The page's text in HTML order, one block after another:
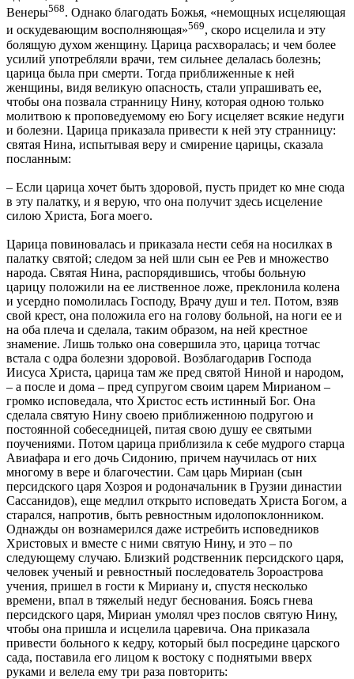
Венеры568. Однако благодать Божья, «немощных исцеляющая
и оскудевающим восполняющая»569, скоро исцелила и эту
болящую духом женщину. Царица расхворалась; и чем более
усилий употребляли врачи, тем сильнее делалась болезнь;
царица была при смерти. Тогда приближенные к ней
женщины, видя великую опасность, стали упрашивать ее,
чтобы она позвала странницу Нину, которая одною только
молитвою к проповедуемому ею Богу исцеляет всякие недуги
и болезни. Царица приказала привести к ней эту странницу:
святая Нина, испытывая веру и смирение царицы, сказала
посланным:
– Если царица хочет быть здоровой, пусть придет ко мне сюда
в эту палатку, и я верую, что она получит здесь исцеление
силою Христа, Бога моего.
Царица повиновалась и приказала нести себя на носилках в
палатку святой; следом за ней шли сын ее Рев и множество
народа. Святая Нина, распорядившись, чтобы больную
царицу положили на ее лиственное ложе, преклонила колена
и усердно помолилась Господу, Врачу душ и тел. Потом, взяв
свой крест, она положила его на голову больной, на ноги ее и
на оба плеча и сделала, таким образом, на ней крестное
знамение. Лишь только она совершила это, царица тотчас
встала с одра болезни здоровой. Возблагодарив Господа
Иисуса Христа, царица там же пред святой Ниной и народом,
– а после и дома – пред супругом своим царем Мирианом –
громко исповедала, что Христос есть истинный Бог. Она
сделала святую Нину своею приближенною подругою и
постоянной собеседницей, питая свою душу ее святыми
поучениями. Потом царица приблизила к себе мудрого старца
Авиафара и его дочь Сидонию, причем научилась от них
многому в вере и благочестии. Сам царь Мириан (сын
персидского царя Хозроя и родоначальник в Грузии династии
Сассанидов), еще медлил открыто исповедать Христа Богом, а
старался, напротив, быть ревностным идолопоклонником.
Однажды он вознамерился даже истребить исповедников
Христовых и вместе с ними святую Нину, и это – по
следующему случаю. Близкий родственник персидского царя,
человек ученый и ревностный последователь Зороастрова
учения, пришел в гости к Мириану и, спустя несколько
времени, впал в тяжелый недуг беснования. Боясь гнева
персидского царя, Мириан умолял чрез послов святую Нину,
чтобы она пришла и исцелила царевича. Она приказала
привести больного к кедру, который был посредине царского
сада, поставила его лицом к востоку с поднятыми вверх
руками и велела ему три раза повторить: